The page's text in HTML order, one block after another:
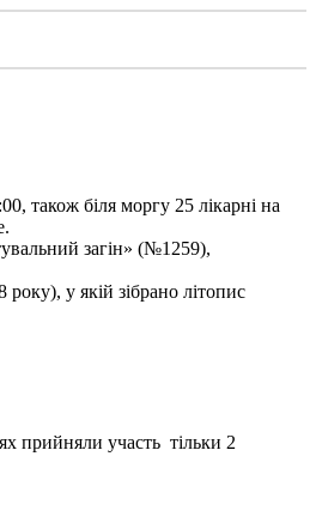
також біля моргу 25 лікарні на
загін» (№1259),
у якій зібрано літопис
прийняли участь тільки 2